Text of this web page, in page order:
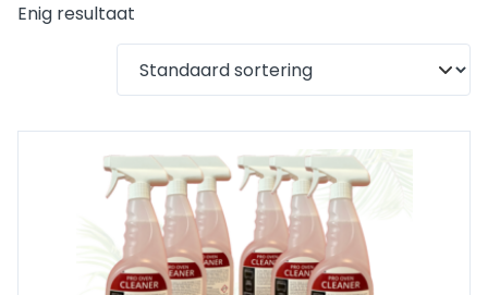
Enig resultaat